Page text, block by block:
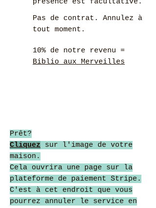
présence est facultative.
Pas de contrat. Annulez à
tout moment.
10% de notre revenu =
Biblio aux Merveilles
Prêt?
Cliquez sur l'image de votre
maison.
Cela ouvrira une page sur la
plateforme de paiement Stripe.
C'est à cet endroit que vous
pourrez annuler le service en